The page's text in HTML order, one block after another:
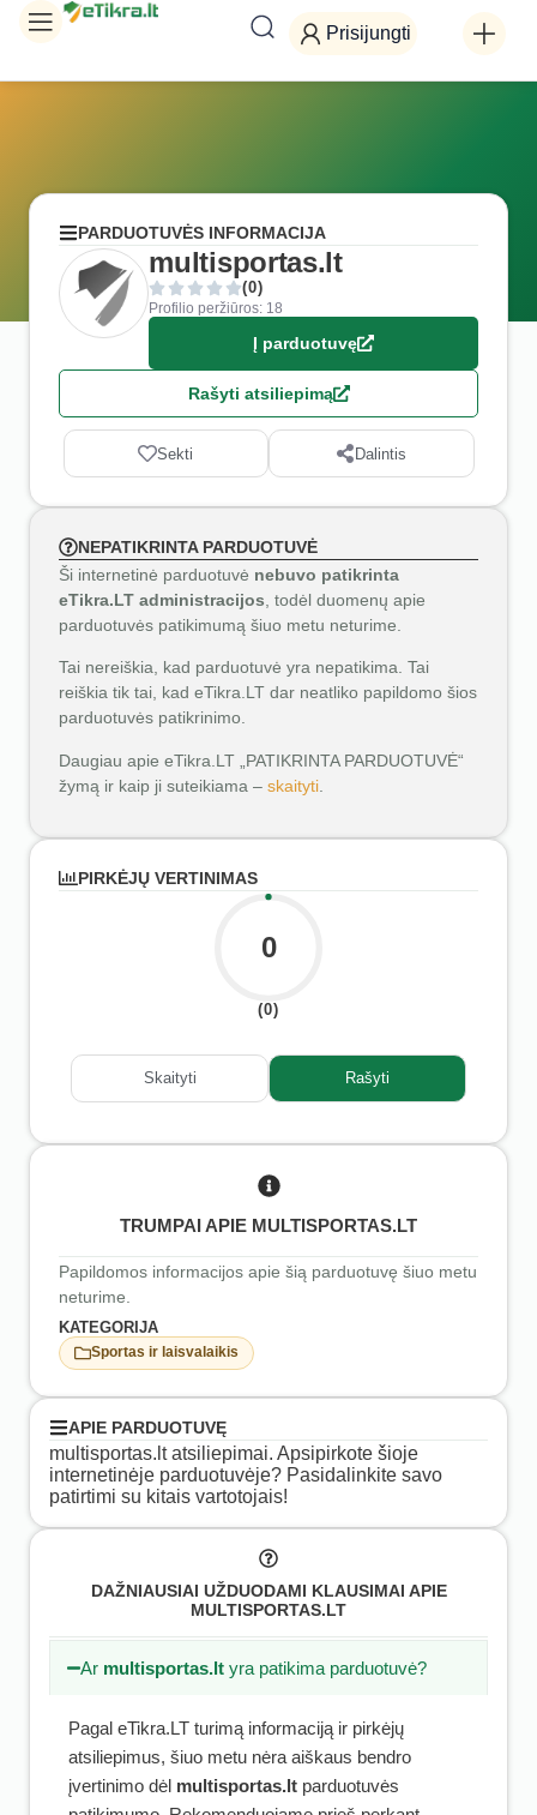
Prisijungti
PARDUOTUVĖS INFORMACIJA
multisportas.lt
(0)
Profilio peržiūros: 18
Į parduotuvę
Rašyti atsiliepimą
Sekti Dalintis
NEPATIKRINTA PARDUOTUVĖ
Ši internetinė parduotuvė nebuvo patikrinta
eTikra.LT administracijos , todėl duomenų apie
parduotuvės patikimumą šiuo metu neturime.
Tai nereiškia, kad parduotuvė yra nepatikima. Tai
reiškia tik tai, kad eTikra.LT dar neatliko papildomo šios
parduotuvės patikrinimo.
Daugiau apie eTikra.LT „PATIKRINTA PARDUOTUVĖ“
žymą ir kaip ji suteikiama – skaityti
PIRKĖJŲ VERTINIMAS
0
(0)
Skaityti Rašyti
TRUMPAI APIE MULTISPORTAS.LT
Papildomos informacijos apie šią parduotuvę šiuo metu
neturime.
KATEGORIJA
Sportas ir laisvalaikis
APIE PARDUOTUVĘ
multisportas.lt atsiliepimai. Apsipirkote šioje
internetinėje parduotuvėje? Pasidalinkite savo
patirtimi su kitais vartotojais!
DAŽNIAUSIAI UŽDUODAMI KLAUSIMAI APIE
MULTISPORTAS.LT
Ar multisportas.lt yra patikima parduotuvė?
Pagal eTikra.LT turimą informaciją ir pirkėjų
atsiliepimus, šiuo metu nėra aiškaus bendro
įvertinimo dėl multisportas.lt parduotuvės